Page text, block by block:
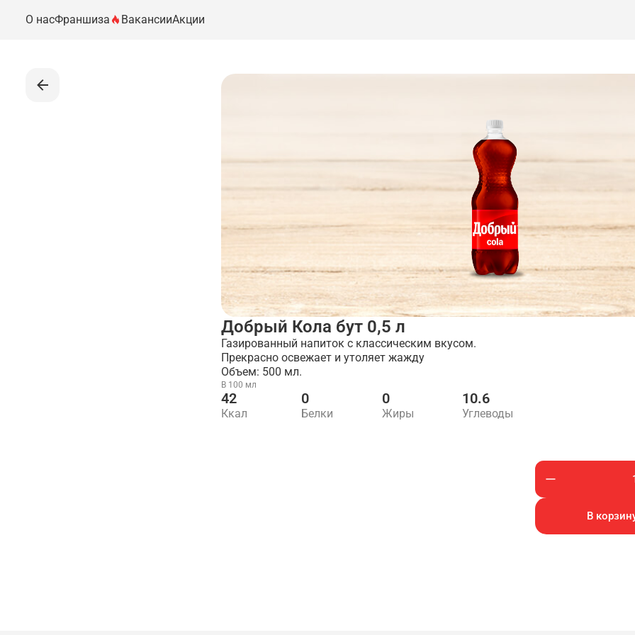
О насФраншиза ВакансииАкции
Добрый Кола бут 0,5 л
Газированный напиток с классическим вкусом.
Прекрасно освежает и утоляет жажду
Объем: 500 мл.
В 100 мл
42
Ккал
0
Белки
0
Жиры
10.6
Углеводы
В